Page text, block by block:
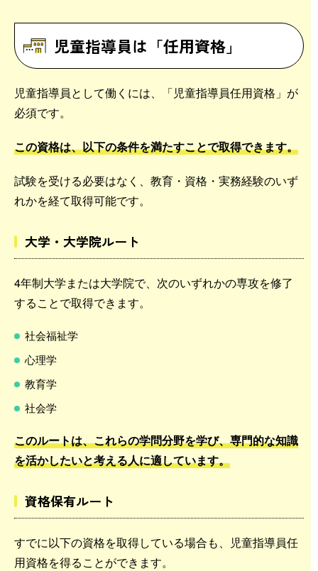
児童指導員は「任用資格」
児童指導員として働くには、「児童指導員任用資格」が
必須です。
この資格は、以下の条件を満たすことで取得できます。
試験を受ける必要はなく、教育・資格・実務経験のいず
れかを経て取得可能です。
大学・大学院ルート
4年制大学または大学院で、次のいずれかの専攻を修了
することで取得できます。
社会福祉学
心理学
教育学
社会学
このルートは、これらの学問分野を学び、専門的な知識
を活かしたいと考える人に適しています。
資格保有ルート
すでに以下の資格を取得している場合も、児童指導員任
用資格を得ることができます。